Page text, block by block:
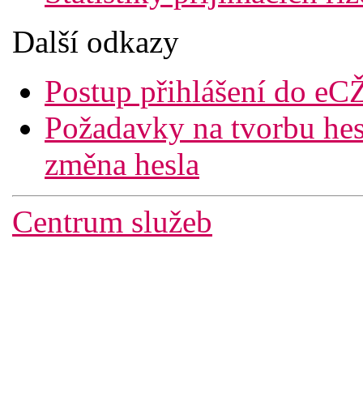
Další odkazy
Postup přihlášení do
Požadavky na tvorbu
změna hesla
Centrum služeb